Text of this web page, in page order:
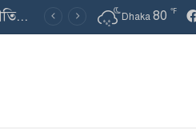
Dhaka 80 ℉